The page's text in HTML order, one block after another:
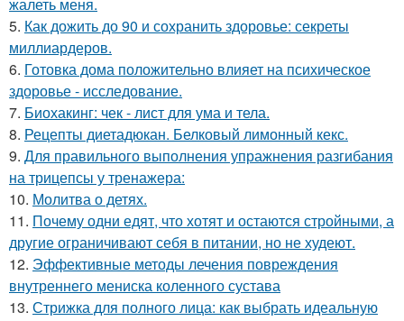
жалеть меня.
5. Как дожить до 90 и сохранить здоровье: секреты
миллиардеров.
6. Готовка дома положительно влияет на психическое
здоровье - исследование.
7. Биохакинг: чек - лист для ума и тела.
8. Рецепты диетадюкан. Белковый лимонный кекс.
9. Для правильного выполнения упражнения разгибания
на трицепсы у тренажера:
10. Молитва о детях.
11. Почему одни едят, что хотят и остаются стройными, а
другие ограничивают себя в питании, но не худеют.
12. Эффективные методы лечения повреждения
внутреннего мениска коленного сустава
13. Стрижка для полного лица: как выбрать идеальную